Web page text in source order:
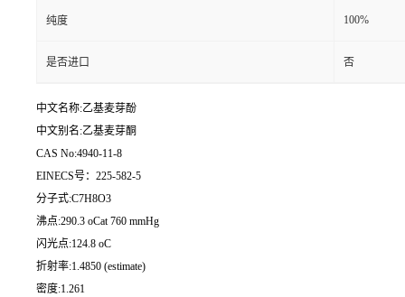
纯度 100%
是否进口 否
中文名称:乙基麦芽酚
中文别名:乙基麦芽酮
CAS No:4940-11-8
EINECS号：225-582-5
分子式:C7H8O3
沸点:290.3 oCat 760 mmHg
闪光点:124.8 oC
折射率:1.4850 (estimate)
密度:1.261